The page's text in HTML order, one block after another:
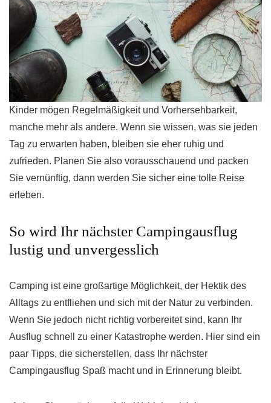
Kinder mögen Regelmäßigkeit und Vorhersehbarkeit,
manche mehr als andere. Wenn sie wissen, was sie jeden
Tag zu erwarten haben, bleiben sie eher ruhig und
zufrieden. Planen Sie also vorausschauend und packen
Sie vernünftig, dann werden Sie sicher eine tolle Reise
erleben.
So wird Ihr nächster Campingausflug
lustig und unvergesslich
Camping ist eine großartige Möglichkeit, der Hektik des
Alltags zu entfliehen und sich mit der Natur zu verbinden.
Wenn Sie jedoch nicht richtig vorbereitet sind, kann Ihr
Ausflug schnell zu einer Katastrophe werden. Hier sind ein
paar Tipps, die sicherstellen, dass Ihr nächster
Campingausflug Spaß macht und in Erinnerung bleibt.